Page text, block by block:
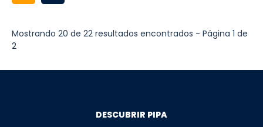
Mostrando 20 de 22 resultados encontrados - Página 1 de
2
DESCUBRIR PIPA